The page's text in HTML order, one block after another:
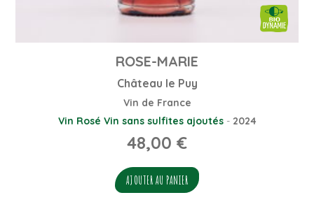
ROSE-MARIE
Château le Puy
Vin de France
Vin Rosé Vin sans sulfites ajoutés- 2024
48,00 €
AJOUTER AU PANIER